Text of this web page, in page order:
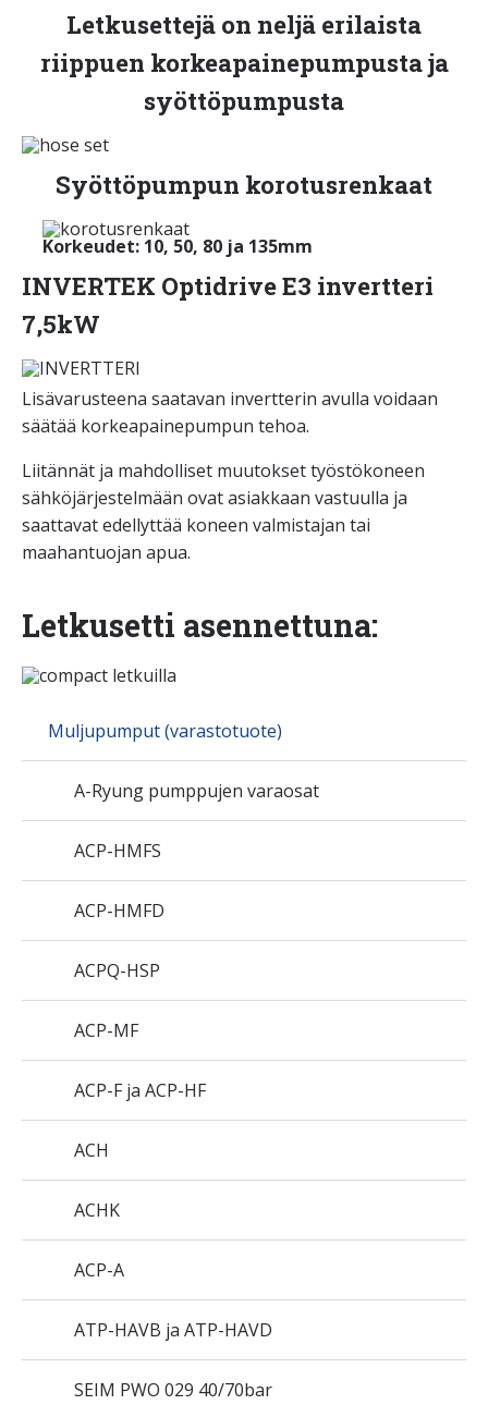
Letkusettejä on neljä erilaista
riippuen korkeapainepumpusta ja
syöttöpumpusta
Syöttöpumpun korotusrenkaat
Korkeudet: 10, 50, 80 ja 135mm
INVERTEK Optidrive E3 invertteri
7,5kW
Lisävarusteena saatavan invertterin avulla voidaan
säätää korkeapainepumpun tehoa.
Liitännät ja mahdolliset muutokset työstökoneen
sähköjärjestelmään ovat asiakkaan vastuulla ja
saattavat edellyttää koneen valmistajan tai
maahantuojan apua.
Letkusetti asennettuna:
Muljupumput (varastotuote)
A-Ryung pumppujen varaosat
ACP-HMFS
ACP-HMFD
ACPQ-HSP
ACP-MF
ACP-F ja ACP-HF
ACH
ACHK
ACP-A
ATP-HAVB ja ATP-HAVD
SEIM PWO 029 40/70bar